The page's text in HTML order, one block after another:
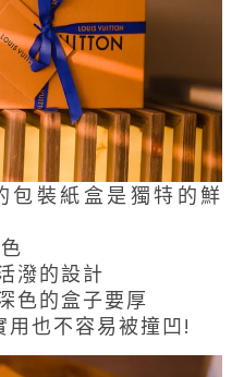
裝紙盒是獨特的鮮
潑的設計
色的盒子要厚
也不容易被撞凹!